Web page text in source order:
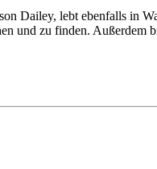
Dailey, lebt ebenfalls in
und zu finden. Außerdem